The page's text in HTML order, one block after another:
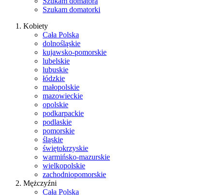
Szukam domatorki
Kobiety
Cała Polska
dolnośląskie
kujawsko-pomorskie
lubelskie
lubuskie
łódzkie
małopolskie
mazowieckie
opolskie
podkarpackie
podlaskie
pomorskie
śląskie
świętokrzyskie
warmińsko-mazurskie
wielkopolskie
zachodniopomorskie
Mężczyźni
Cała Polska